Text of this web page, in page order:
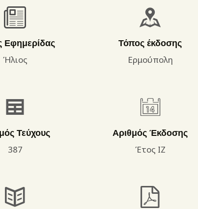
Εφημερίδας
Ήλιος
Τόπος έκδοσης
Ερμούπολη
Τεύχους
387
Αριθμός Έκδοσης
Έτος ΙΖ